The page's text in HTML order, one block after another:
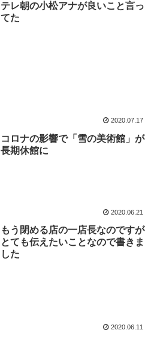
テレ朝の小松アナが良いこと言っ
てた
2020.07.17
コロナの影響で「雪の美術館」が
長期休館に
2020.06.21
もう閉める店の一店長なのですが
とても伝えたいことなので書きま
した
2020.06.11